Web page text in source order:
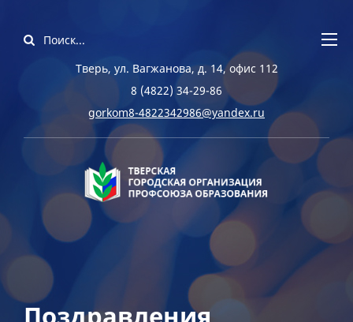
Тверь, ул. Вагжанова, д. 14, офис 112
8 (4822) 34-29-86
gorkom8-4822342986@yandex.ru